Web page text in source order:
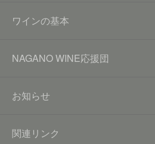
ワインの基本
NAGANO WINE応援団
お知らせ
関連リンク